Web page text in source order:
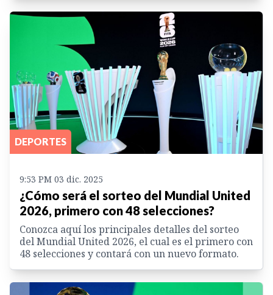
DEPORTES
9:53 PM 03 dic. 2025
¿Cómo será el sorteo del Mundial United
2026, primero con 48 selecciones?
Conozca aquí los principales detalles del sorteo
del Mundial United 2026, el cual es el primero con
48 selecciones y contará con un nuevo formato.